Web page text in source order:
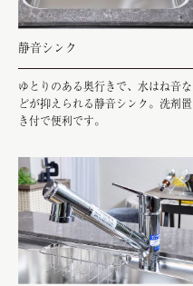
静音シンク
ゆとりのある奥行きで、水はね音な
どが抑えられる静音シンク。洗剤置
き付で便利です。